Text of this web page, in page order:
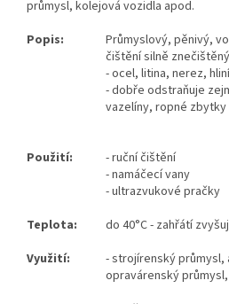
průmysl, kolejová vozidla apod.
Popis:
Průmyslový, pěnivý,
čištění silně
- ocel, litina, nerez,
- dobře odstraňuje
vazelíny, ropné zbytky
Použití:
- ruční čištění
- namáčecí vany
- ultrazvukové pračky
Teplota:
do 40°C - zahřátí
Využití:
- strojírenský
opravárenský